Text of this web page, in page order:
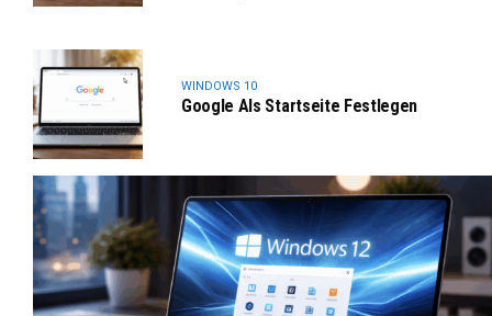
WINDOWS 10
Google Als Startseite Festlegen